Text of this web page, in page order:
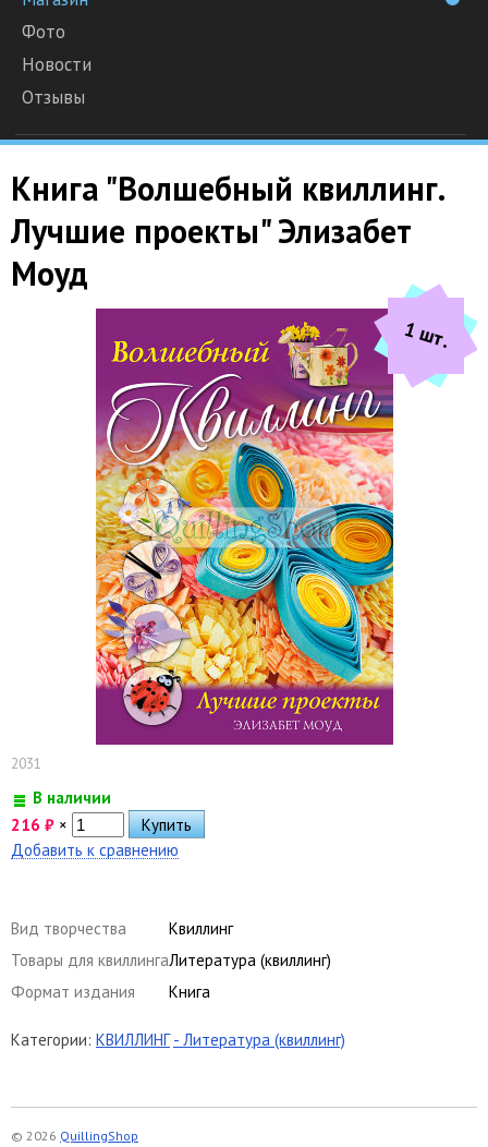
Фото
Новости
Отзывы
Книга "Волшебный квиллинг.
Лучшие проекты" Элизабет
Моуд
1 шт.
2031
В наличии
216 ₽ ×
Добавить к сравнению
Вид творчества
Квиллинг
Товары для квиллингаЛитература (квиллинг)
Формат издания
Книга
Категории: КВИЛЛИНГ - Литература (квиллинг)
© 2026 QuillingShop